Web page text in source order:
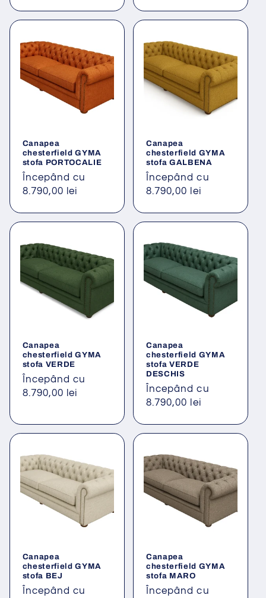
Canapea
chesterfield GYMA
stofa PORTOCALIE
Preț
obișnuit
Începând cu
8.790,00 lei
Canapea
chesterfield GYMA
stofa GALBENA
Preț
obișnuit
Începând cu
8.790,00 lei
Canapea
chesterfield GYMA
stofa VERDE
Preț
obișnuit
Începând cu
8.790,00 lei
Canapea
chesterfield GYMA
stofa VERDE
DESCHIS
Preț
obișnuit
Începând cu
8.790,00 lei
Canapea
chesterfield GYMA
stofa BEJ
Preț
Începând cu
Canapea
chesterfield GYMA
stofa MARO
Preț
Începând cu